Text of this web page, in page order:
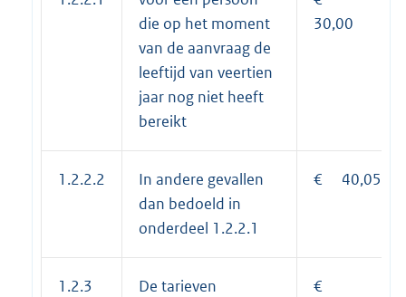
die op het moment
van de aanvraag de
leeftijd van veertien
jaar nog niet heeft
bereikt
30,00
1.2.2.2
In andere gevallen
dan bedoeld in
onderdeel 1.2.2.1
€ 40,05
1.2.3
De tarieven
€